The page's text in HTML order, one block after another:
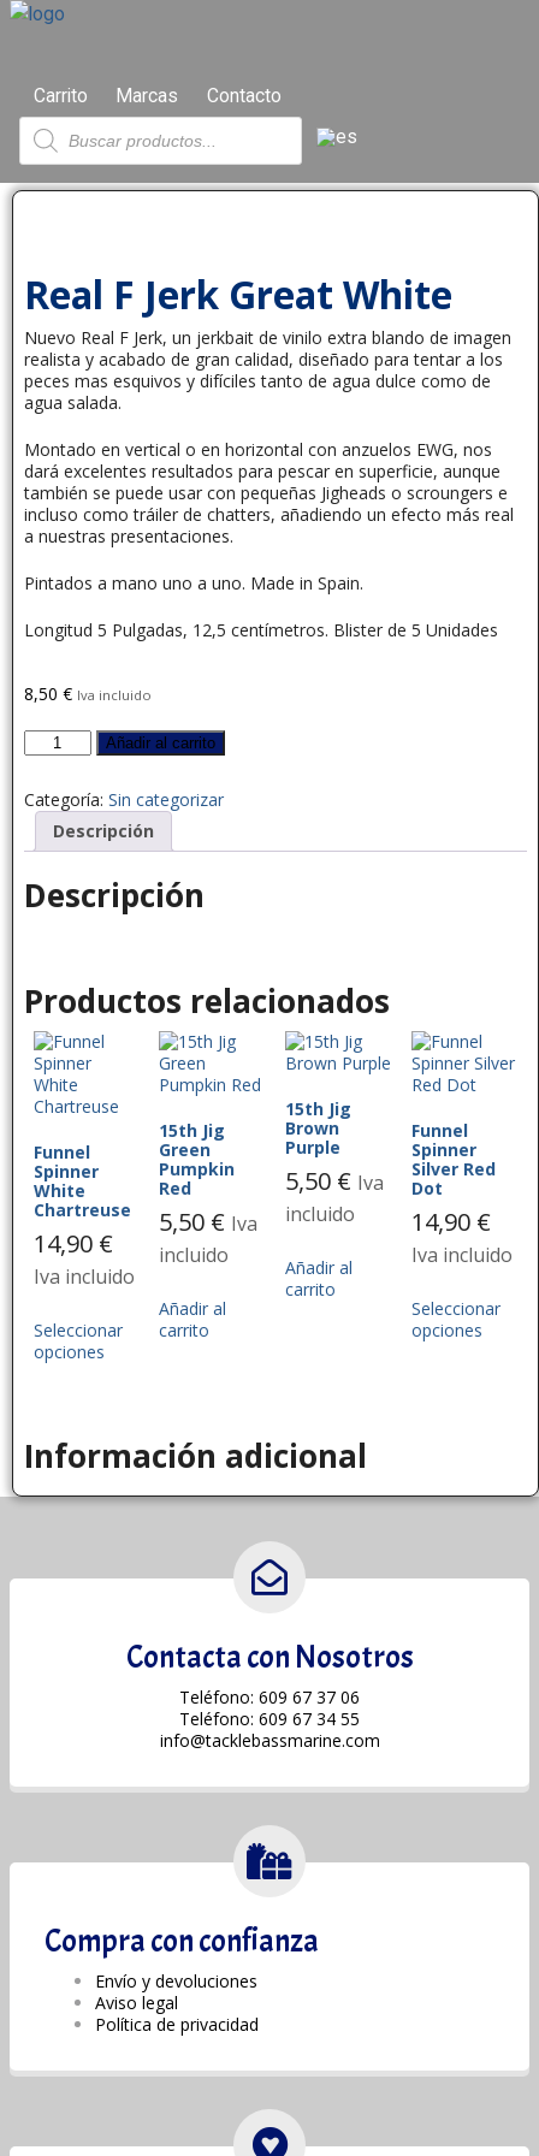
Carrito Marcas Contacto
Real F Jerk Great White
Nuevo Real F Jerk, un jerkbait de vinilo extra blando de imagen
realista y acabado de gran calidad, diseñado para tentar a los
peces mas esquivos y difíciles tanto de agua dulce como de
agua salada.
Montado en vertical o en horizontal con anzuelos EWG, nos
dará excelentes resultados para pescar en superficie, aunque
también se puede usar con pequeñas Jigheads o scroungers e
incluso como tráiler de chatters, añadiendo un efecto más real
a nuestras presentaciones.
Pintados a mano uno a uno. Made in Spain.
Longitud 5 Pulgadas, 12,5 centímetros. Blister de 5 Unidades
8,50 € Iva incluido
Añadir al carrito
Categoría: Sin categorizar
Descripción
Descripción
Productos relacionados
Funnel
Spinner
White
Chartreuse
14,90 €
Iva incluido
Seleccionar
opciones
15th Jig
Green
Pumpkin
Red
5,50 € Iva
incluido
Añadir al
carrito
15th Jig
Brown
Purple
5,50 € Iva
incluido
Añadir al
carrito
Funnel
Spinner
Silver Red
Dot
14,90 €
Iva incluido
Seleccionar
opciones
Información adicional
Contacta con Nosotros
Teléfono: 609 67 37 06
Teléfono: 609 67 34 55
info@tacklebassmarine.com
Compra con confianza
Envío y devoluciones
Aviso legal
Política de privacidad